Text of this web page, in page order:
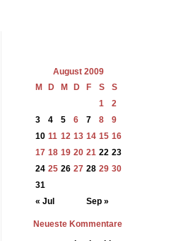
August 2009
M
D M D F S S
« Jul Sep »
1
2
3
4 5 6 7 8
9
10 11 12 13 14 15 16
17 18 19 20 21 22 23
24 25 26 27 28 29 30
31
Neueste Kommentare